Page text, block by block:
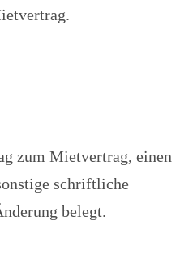
zum Mietvertrag, einen
schriftliche
belegt.